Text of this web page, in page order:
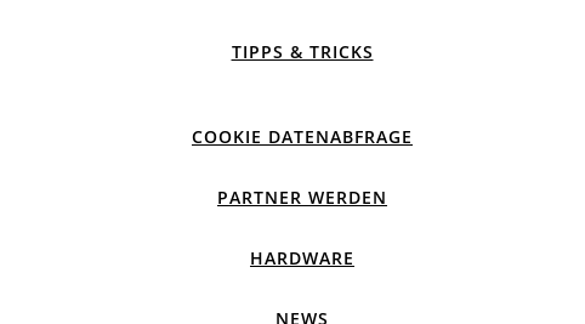
TIPPS & TRICKS
COOKIE DATENABFRAGE
PARTNER WERDEN
HARDWARE
NEWS